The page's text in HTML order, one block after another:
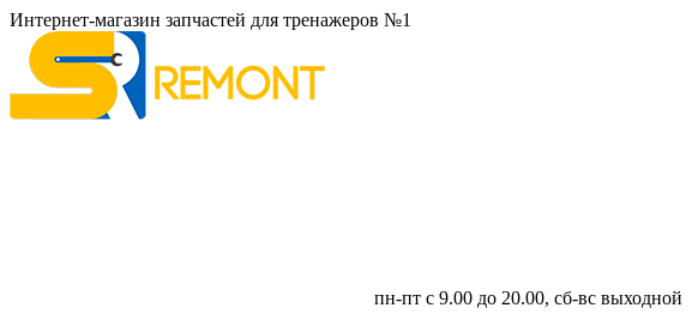
Интернет-магазин запчастей для тренажеров №1
пн-пт с 9.00 до 20.00, сб-вс выходной